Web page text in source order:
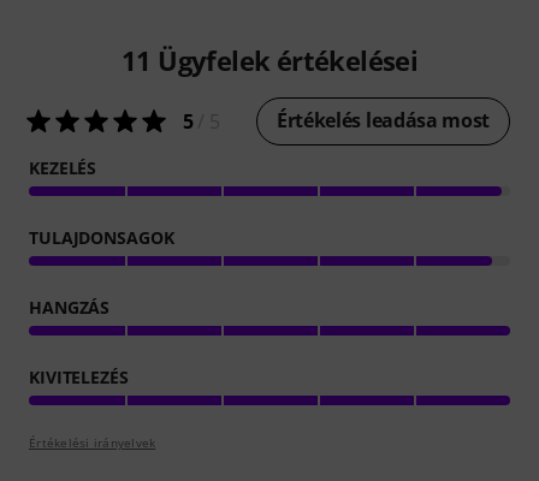
11 Ügyfelek értékelései
5/ 5 Értékelés leadása most
KEZELÉS
TULAJDONSAGOK
HANGZÁS
KIVITELEZÉS
Értékelési irányelvek